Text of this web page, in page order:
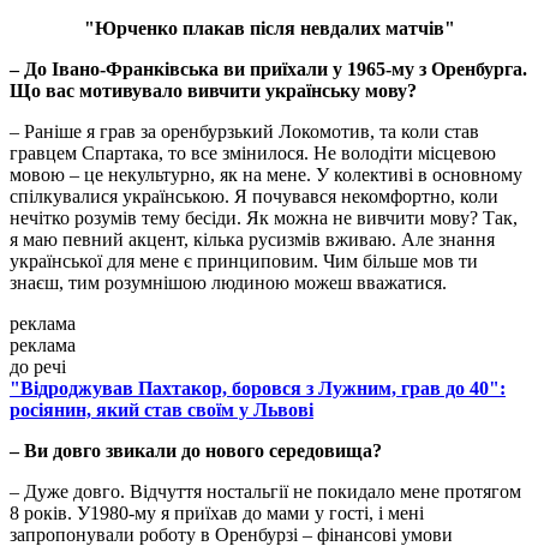
"Юрченко плакав після невдалих матчів"
– До Івано-Франківська ви приїхали у 1965-му з Оренбурга.
Що вас мотивувало вивчити українську мову?
– Раніше я грав за оренбурзький Локомотив, та коли став
гравцем Спартака, то все змінилося. Не володіти місцевою
мовою – це некультурно, як на мене. У колективі в основному
спілкувалися українською. Я почувався некомфортно, коли
нечітко розумів тему бесіди. Як можна не вивчити мову? Так,
я маю певний акцент, кілька русизмів вживаю. Але знання
української для мене є принциповим. Чим більше мов ти
знаєш, тим розумнішою людиною можеш вважатися.
реклама
реклама
до речі
"Відроджував Пахтакор, боровся з Лужним, грав до 40":
росіянин, який став своїм у Львові
– Ви довго звикали до нового середовища?
– Дуже довго. Відчуття ностальгії не покидало мене протягом
8 років. У1980-му я приїхав до мами у гості, і мені
запропонували роботу в Оренбурзі – фінансові умови